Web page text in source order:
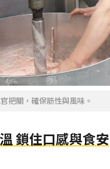
把關，確保筋性與風味。
鎖住口感與食安